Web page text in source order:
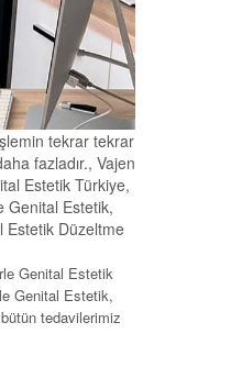
tekrar tekrar
fazladır., Vajen
Estetik Türkiye,
Genital Estetik,
Estetik Düzeltme
Genital Estetik
Genital Estetik,
tedavilerimiz